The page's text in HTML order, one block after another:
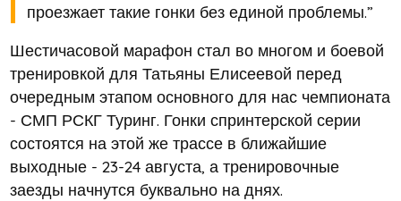
проезжает такие гонки без единой проблемы.”
Шестичасовой марафон стал во многом и боевой
тренировкой для Татьяны Елисеевой перед
очередным этапом основного для нас чемпионата
- СМП РСКГ Туринг. Гонки спринтерской серии
состоятся на этой же трассе в ближайшие
выходные - 23-24 августа, а тренировочные
заезды начнутся буквально на днях.